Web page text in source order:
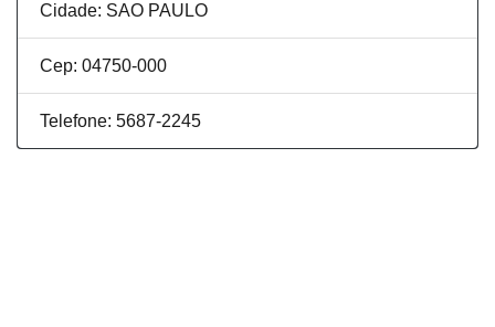
Cidade: SAO PAULO
Cep: 04750-000
Telefone: 5687-2245